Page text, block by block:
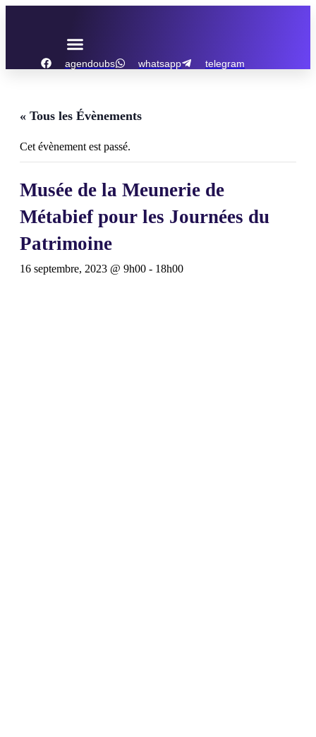
agendoubs whatsapp telegram
« Tous les Évènements
Cet évènement est passé.
Musée de la Meunerie de
Métabief pour les Journées du
Patrimoine
16 septembre, 2023 @ 9h00 - 18h00